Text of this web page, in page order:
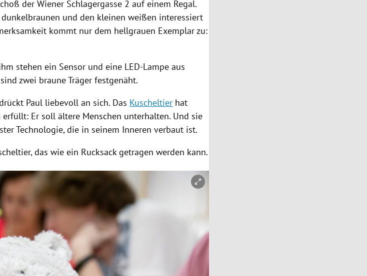
der Wiener Schlagergasse 2 auf einem Regal.
und den kleinen weißen interessiert
kommt nur dem hellgrauen Exemplar zu:
stehen ein Sensor und eine LED-Lampe aus
zwei braune Träger festgenäht.
Paul liebevoll an sich. Das Kuscheltier hat
Er soll ältere Menschen unterhalten. Und sie
Technologie, die in seinem Inneren verbaut ist.
, das wie ein Rucksack getragen werden kann.